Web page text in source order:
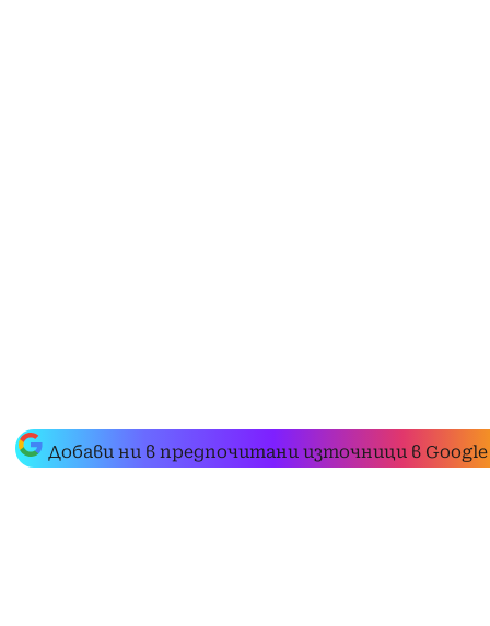
Добави ни в предпочитани източници в Google